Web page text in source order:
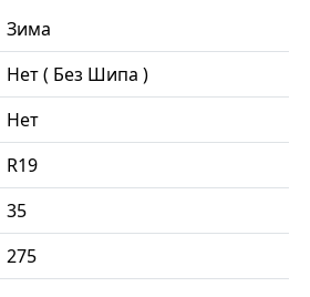
Зима
Нет ( Без Шипа )
Нет
R19
35
275